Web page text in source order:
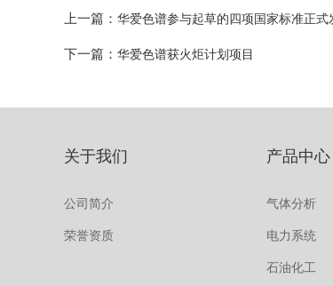
上一篇： 华爱色谱参与起草的四项国家标准正式
下一篇： 华爱色谱获火炬计划项目
关于我们
公司简介
荣誉资质
产品中心
气体分析
电力系统
石油化工